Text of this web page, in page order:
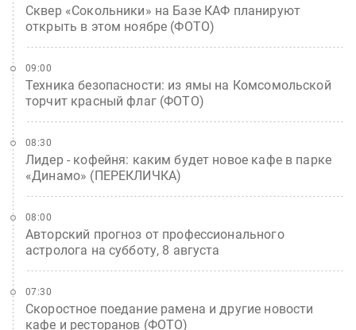
Сквер «Сокольники» на Базе КАФ планируют
открыть в этом ноябре (ФОТО)
Техника безопасности: из ямы на Комсомольской
торчит красный флаг (ФОТО)
09:00
Лидер - кофейня: каким будет новое кафе в парке
«Динамо» (ПЕРЕКЛИЧКА)
08:30
Авторский прогноз от профессионального
астролога на субботу, 8 августа
08:00
Скоростное поедание рамена и другие новости
кафе и ресторанов (ФОТО)
07:30